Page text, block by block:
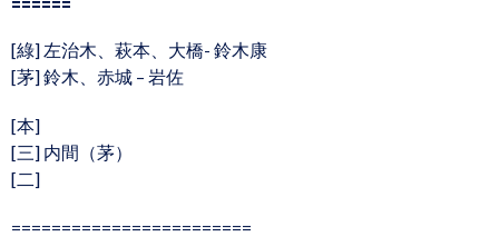
[綠] 左治木、萩本、大橋- 鈴木康
[茅] 鈴木、赤城 – 岩佐
[本]
[三] 内間（茅）
[二]
========================